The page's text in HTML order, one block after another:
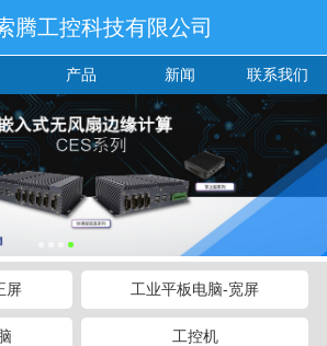
腾工控科技有限公司
产品 新闻 联系我们
屏 工业平板电脑-宽屏
工控机